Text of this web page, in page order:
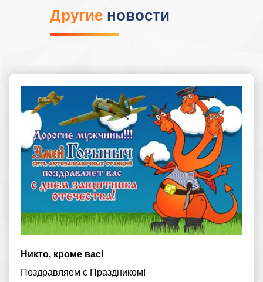
Другие новости
Никто, кроме вас!
Поздравляем с Праздником!